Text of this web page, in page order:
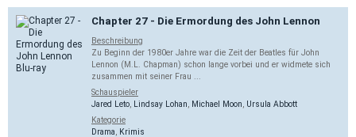
Chapter 27 - Die Ermordung des John Lennon
Beschreibung
Zu Beginn der 1980er Jahre war die Zeit der Beatles für John
Lennon (M.L. Chapman) schon lange vorbei und er widmete sich
zusammen mit seiner Frau ...
Schauspieler
Jared Leto
Lindsay Lohan Michael Moon
Ursula Abbott
Kategorie
Drama
Krimis